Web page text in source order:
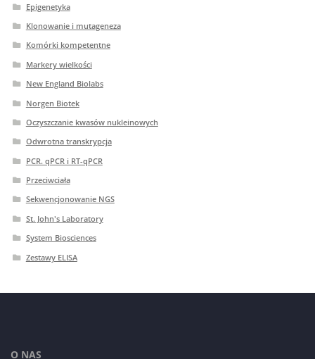
Epigenetyka
Klonowanie i mutageneza
Komórki kompetentne
Markery wielkości
New England Biolabs
Norgen Biotek
Oczyszczanie kwasów nukleinowych
Odwrotna transkrypcja
PCR. qPCR i RT-qPCR
Przeciwciała
Sekwencjonowanie NGS
St. John's Laboratory
System Biosciences
Zestawy ELISA
O NAS